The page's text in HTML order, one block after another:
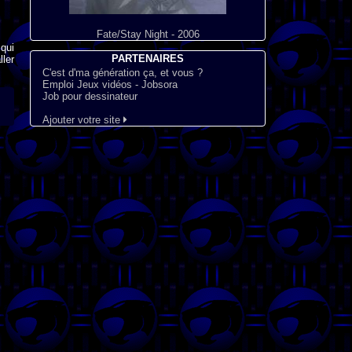
Fate/Stay Night - 2006
PARTENAIRES
C'est d'ma génération ça, et vous ?
Emploi Jeux vidéos - Jobsora
Job pour dessinateur
Ajouter votre site